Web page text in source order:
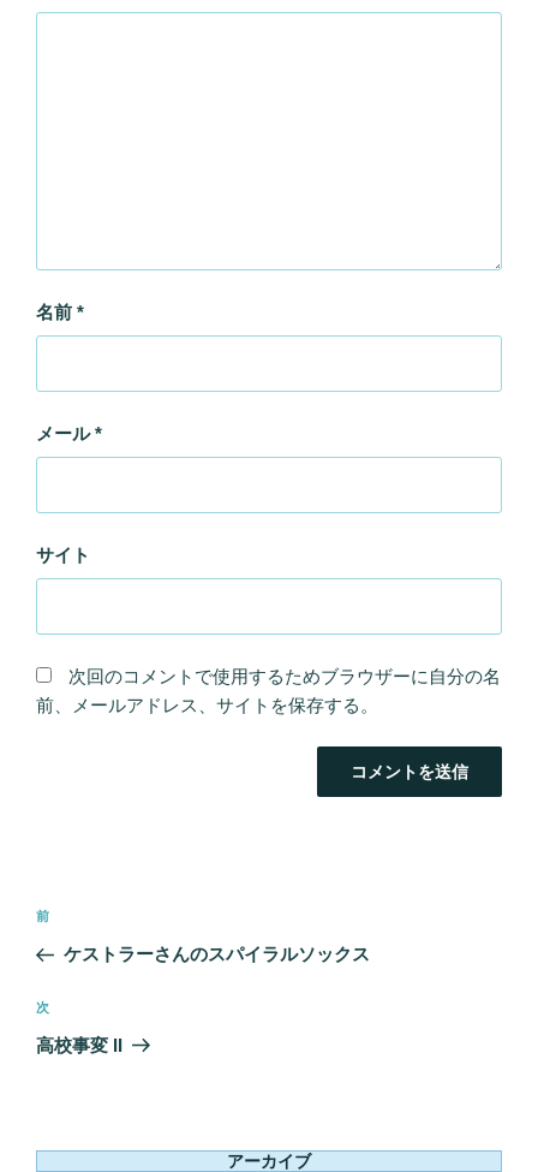
名前 *
メール*
サイト
次回のコメントで使用するためブラウザーに自分の名
前、メールアドレス、サイトを保存する。
ナ
ビ
ー
ン
前
の
稿
前
ケストラーさんのスパイラルソックス
次
の
次
高校事変 II
アーカイブ